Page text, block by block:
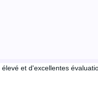
et d'excellentes